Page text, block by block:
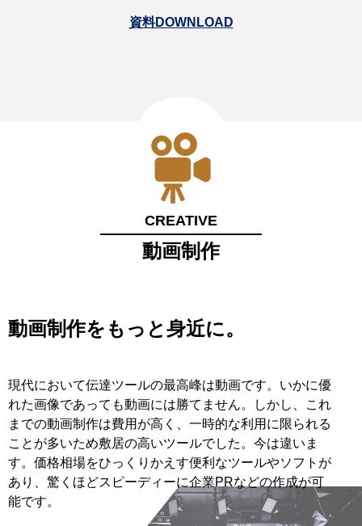
資料DOWNLOAD
CREATIVE
動画制作
動画制作をもっと身近に。
現代において伝達ツールの最高峰は動画です。いかに優
れた画像であっても動画には勝てません。しかし、これ
までの動画制作は費用が高く、一時的な利用に限られる
ことが多いため敷居の高いツールでした。今は違いま
す。価格相場をひっくりかえす便利なツールやソフトが
あり、驚くほどスピーディーに企業PRなどの作成が可
能です。